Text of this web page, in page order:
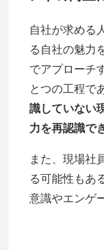
自社が求める
る自社の魅力
でアプローチ
とつの工程で
識していない
力を再認識で
また、現場社
る可能性もあ
意識やエンゲ